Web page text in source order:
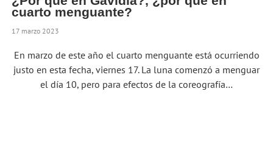
cuarto menguante?
17 marzo 2023
En marzo de este año el cuarto menguante está ocurriendo
justo en esta fecha, viernes 17. La luna comenzó a menguar
el día 10, pero para efectos de la coreografía…